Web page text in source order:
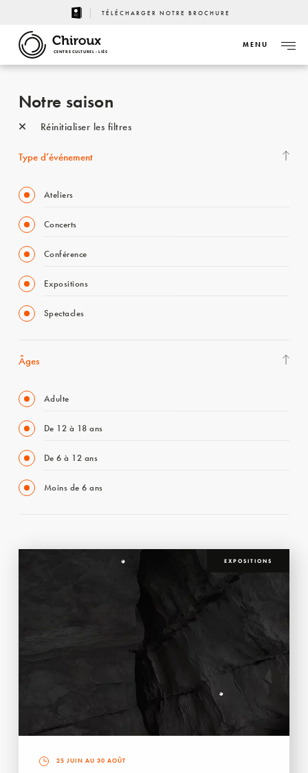
TÉLÉCHARGER NOTRE BROCHURE
CENTRE CULTUREL - LIÈGE
MENU
Notre saison
Réinitialiser les filtres
Type d’événement
Ateliers
Concerts
Conférence
Expositions
Spectacles
Âges
Adulte
De 12 à 18 ans
De 6 à 12 ans
Moins de 6 ans
EXPOSITIONS
25 JUIN AU 30 AOÛT